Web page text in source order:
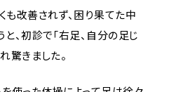
も改善されず、困り果てた中
、初診で「右足、自分の足じ
驚きました。